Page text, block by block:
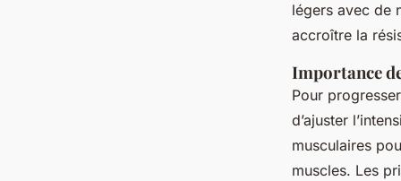
légers avec de
accroître la
Importance
Pour
d’ajuster
musculaires
muscles. Les